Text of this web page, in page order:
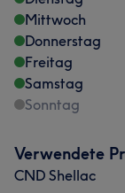
Mittwoch
Donnerstag
Freitag
Samstag
Sonntag
Verwendete
CND Shellac